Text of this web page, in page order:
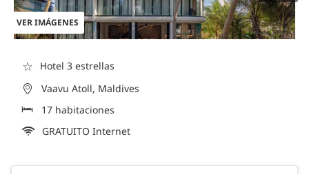
VER IMÁGENES
☆
Hotel 3 estrellas
Vaavu Atoll, Maldives
17 habitaciones
GRATUITO Internet